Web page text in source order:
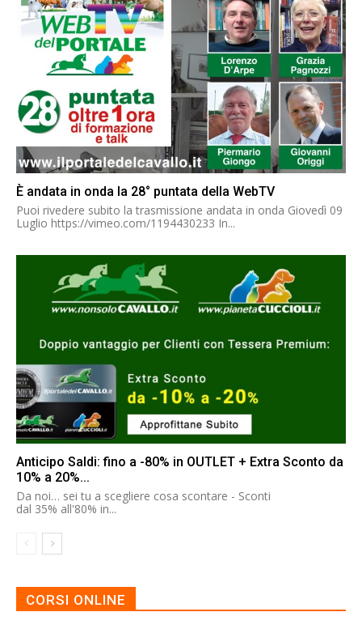
È andata in onda la 28° puntata della WebTV
Puoi rivedere subito la trasmissione andata in onda Giovedì 09
Luglio https://vimeo.com/1194430233 In...
Anticipo Saldi: fino a -80% in OUTLET + Extra Sconto da
10% a 20%...
Da noi… sei tu a scegliere cosa scontare - Sconti
dal 35% all'80% in...
CORSI ONLINE